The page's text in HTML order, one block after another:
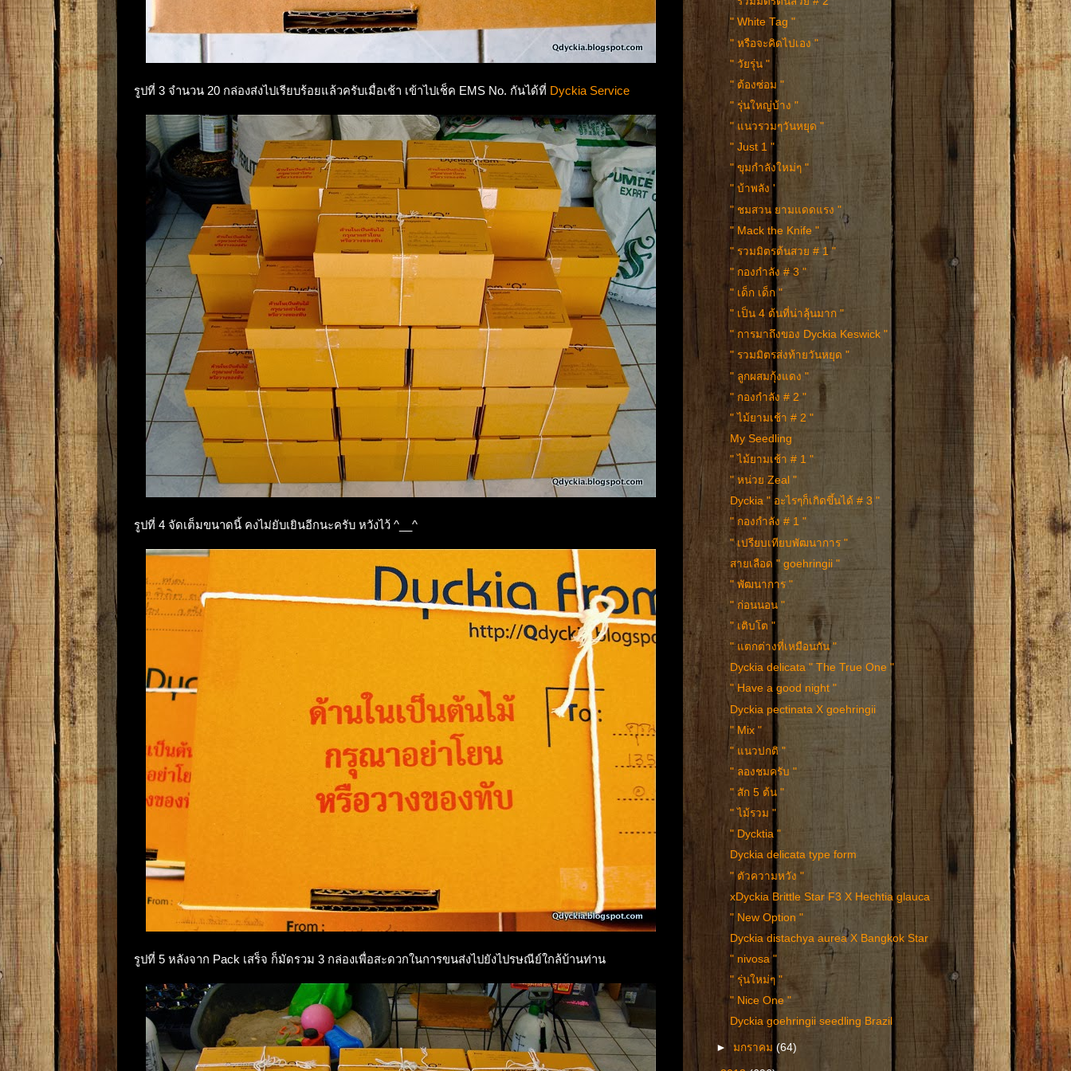
รูปที่ 3 จำนวน 20 กล่องส่งไปเรียบร้อยแล้วครับเมื่อเช้า เข้าไปเช็ค EMS No. กันได้ที่ Dyckia Service
รูปที่ 4 จัดเต็มขนาดนี้ คงไม่ยับเยินอีกนะครับ หวังไว้ ^__^
รูปที่ 5 หลังจาก Pack เสร็จ ก็มัดรวม 3 กล่องเพื่อสะดวกในการขนส่งไปยังไปรษณีย์ใกล้บ้านท่าน
" White Tag "
" หรือจะคิดไปเอง "
" วัยรุ่น "
" ต้องซ่อม "
" รุ่นใหญ่บ้าง "
" แนวรวมๆวันหยุด "
" Just 1 "
" ขุมกำลังใหม่ๆ "
" บ้าพลัง '
" ชมสวน ยามแดดแรง "
" Mack the Knife "
" รวมมิตรต้นสวย # 1 "
" กองกำลัง # 3 "
" เด็ก เด็ก "
" เป็น 4 ต้นที่น่าลุ้นมาก "
" การมาถึงของ Dyckia Keswick "
" รวมมิตรส่งท้ายวันหยุด "
" ลูกผสมกุ้งแดง "
" กองกำลัง # 2 "
" ไม้ยามเช้า # 2 "
My Seedling
" ไม้ยามเช้า # 1 "
" หน่วย Zeal "
Dyckia " อะไรๆก็เกิดขึ้นได้ # 3 "
" กองกำลัง # 1 "
" เปรียบเทียบพัฒนาการ "
สายเลือด " goehringii "
" พัฒนาการ "
" ก่อนนอน "
" เติบโต "
" แตกต่างที่เหมือนกัน "
Dyckia delicata " The True One "
" Have a good night "
Dyckia pectinata X goehringii
" Mix "
" แนวปกติ "
" ลองชมครับ "
" สัก 5 ต้น "
" ไม้รวม "
" Dycktia "
Dyckia delicata type form
" ตัวความหวัง "
xDyckia Brittle Star F3 X Hechtia glauca
" New Option "
Dyckia distachya aurea X Bangkok Star
" nivosa "
" รุ่นใหม่ๆ "
" Nice One "
Dyckia goehringii seedling Brazil
►มกราคม(64)